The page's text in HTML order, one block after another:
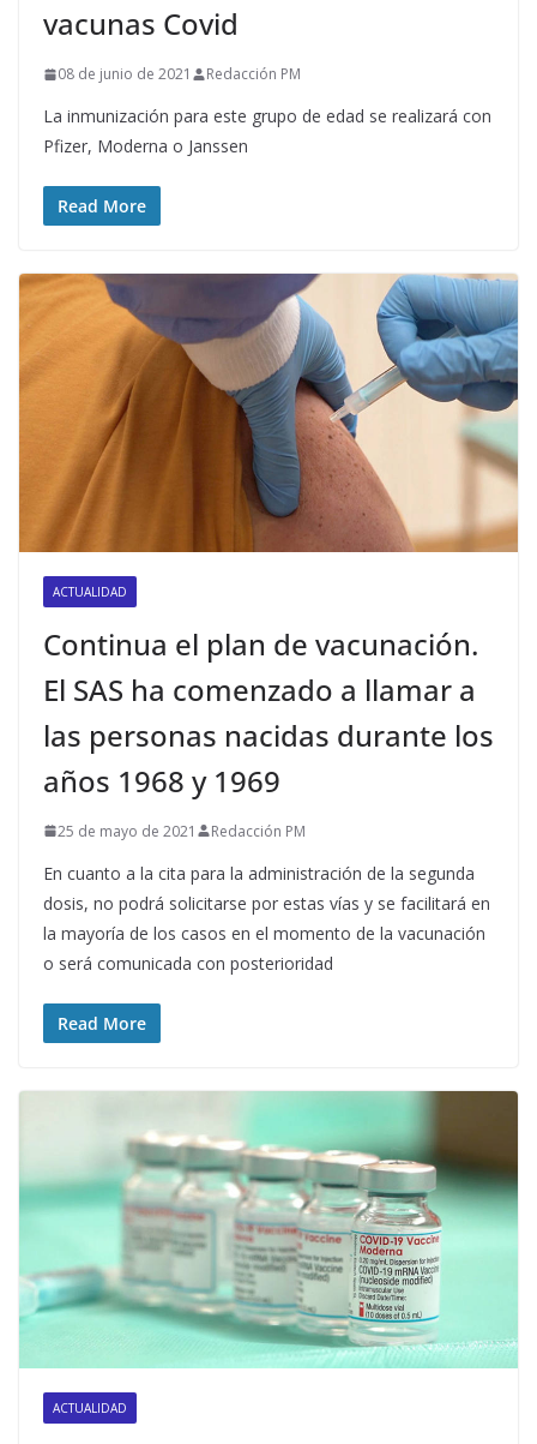
vacunas Covid
08 de junio de 2021 Redacción PM
La inmunización para este grupo de edad se realizará con
Pfizer, Moderna o Janssen
Read More
ACTUALIDAD
Continua el plan de vacunación.
El SAS ha comenzado a llamar a
las personas nacidas durante los
años 1968 y 1969
25 de mayo de 2021 Redacción PM
En cuanto a la cita para la administración de la segunda
dosis, no podrá solicitarse por estas vías y se facilitará en
la mayoría de los casos en el momento de la vacunación
o será comunicada con posterioridad
Read More
ACTUALIDAD